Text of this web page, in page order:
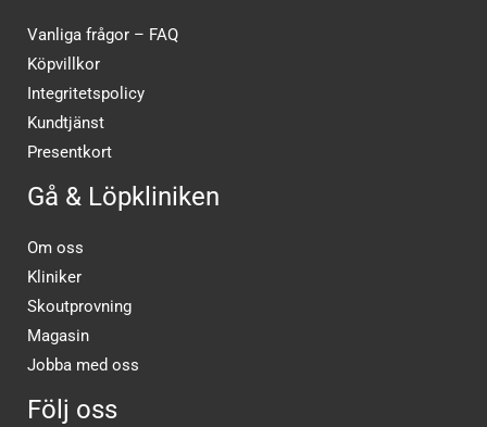
Vanliga frågor – FAQ
Köpvillkor
Integritetspolicy
Kundtjänst
Presentkort
Gå & Löpkliniken
Om oss
Kliniker
Skoutprovning
Magasin
Jobba med oss
Följ oss